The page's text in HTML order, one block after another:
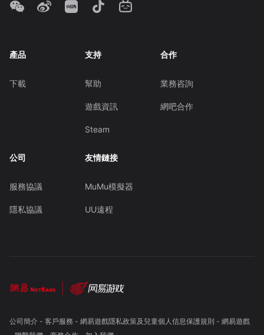
產品
下載
支持
幫助
遊戲資訊
Steam
合作
業務咨詢
網吧合作
公司
服務協議
隱私協議
友情鏈接
MuMu模擬器
UU遠程
公司簡介- 客戶服務 - 網易遊戲隱私政策及兒童個人信息保護規則 - 網易遊戲